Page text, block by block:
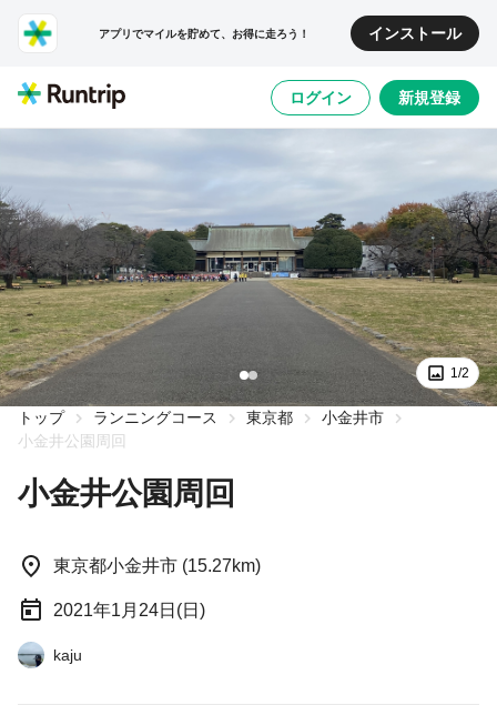
アプリでマイルを貯めて、お得に走ろう！ インストール
ログイン 新規登録
1/2
トップ ランニングコース 東京都
小金井市
小金井公園周回
小金井公園周回
東京都小金井市 (15.27km)
2021年1月24日(日)
kaju